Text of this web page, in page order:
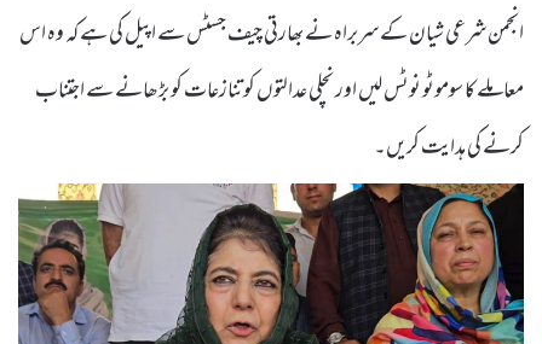
انجمن شرعی شیان کے سربراہ نے بھارتی چیف جسٹس سے اپیل کی ہے کہ وہ اس
معاملے کا سوموٹو نوٹس لیں اور نچلی عدالتوں کو تنازعات کو بڑھانے سے اجتناب
کرنے کی ہدایت کریں۔